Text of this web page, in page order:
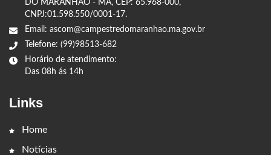
DO MARANHÃO - MA, CEP: 65.968-000,
CNPJ:01.598.550/0001-17.
Email: ascom@campestredomaranhao.ma.gov.br
Telefone: (99)98513-682
Horário de atendimento:
Das 08h ás 14h
Links
Home
Notícias